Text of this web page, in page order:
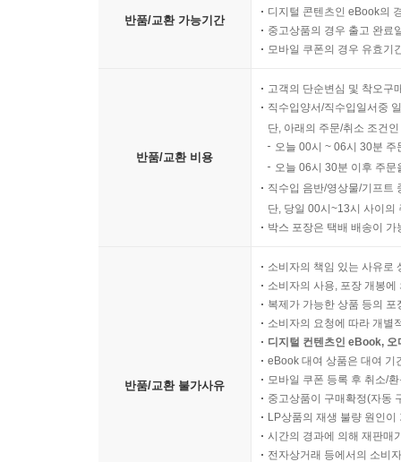
반품/교환 가능기간
디지털 콘텐츠인 eBook의
중고상품의 경우 출고 완료
모바일 쿠폰의 경우 유효기
반품/교환 비용
고객의 단순변심 및 착오구
직수입양서/직수입일서중
단, 아래의 주문/취소 조건
오늘 00시 ~ 06시 30분
오늘 06시 30분 이후 주
직수입 음반/영상물/기프트
단, 당일 00시~13시 사이의
박스 포장은 택배 배송이
반품/교환 불가사유
소비자의 책임 있는 사유로
소비자의 사용, 포장 개봉
복제가 가능한 상품 등의
소비자의 요청에 따라 개별
디지털 컨텐츠인 eBook,
eBook 대여 상품은 대여 기
모바일 쿠폰 등록 후 취소/
중고상품이 구매확정(자동
LP상품의 재생 불량 원인
시간의 경과에 의해 재판매
전자상거래 등에서의 소비